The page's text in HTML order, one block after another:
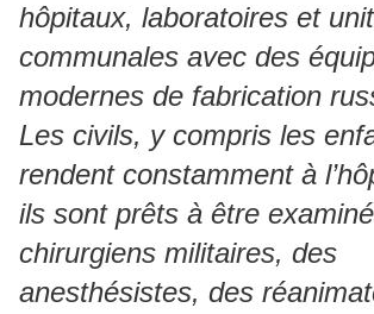
hôpitaux, laboratoires et
communales avec des
modernes de fabrication
Les civils, y compris les
rendent constamment à
ils sont prêts à être
chirurgiens militaires, des
anesthésistes, des